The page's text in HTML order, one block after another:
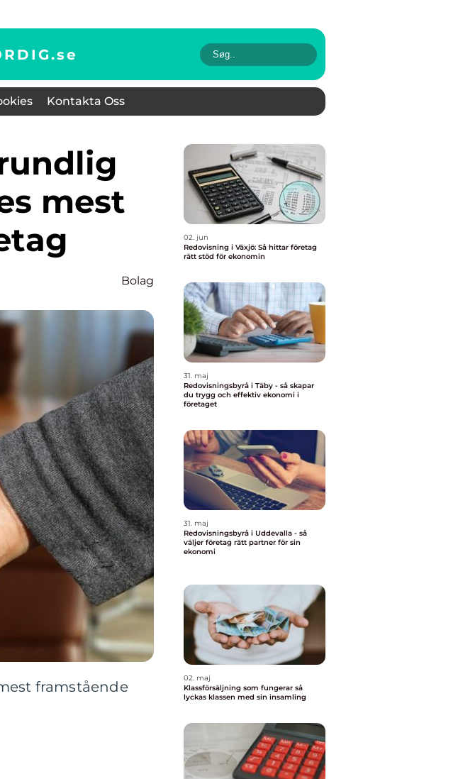
se
Kontakta Oss
mest
Bolag
framstående
02. jun
Redovisning i Växjö: Så hittar företag
rätt stöd för ekonomin
31. maj
Redovisningsbyrå i Täby - så skapar
du trygg och effektiv ekonomi i
företaget
31. maj
Redovisningsbyrå i Uddevalla - så
väljer företag rätt partner för sin
ekonomi
02. maj
Klassförsäljning som fungerar så
lyckas klassen med sin insamling